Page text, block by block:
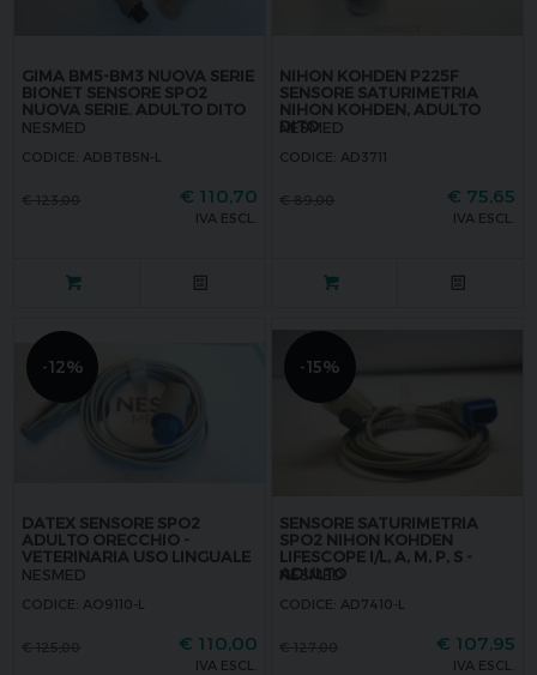
GIMA BM5-BM3 NUOVA SERIE
BIONET SENSORE SPO2
NUOVA SERIE. ADULTO DITO
NESMED
CODICE: ADBTB5N-L
€ 110,70
IVA ESCL.
NIHON KOHDEN P225F
SENSORE SATURIMETRIA
NIHON KOHDEN, ADULTO
DITO
NESMED
CODICE: AD3711
€ 75,65
IVA ESCL.
-12%
DATEX SENSORE SPO2
ADULTO ORECCHIO -
VETERINARIA USO LINGUALE
NESMED
CODICE: AO9110-L
€ 110,00
IVA ESCL.
-15%
SENSORE SATURIMETRIA
SPO2 NIHON KOHDEN
LIFESCOPE I/L, A, M, P, S -
ADULTO
NESMED
CODICE: AD7410-L
€ 107,95
IVA ESCL.